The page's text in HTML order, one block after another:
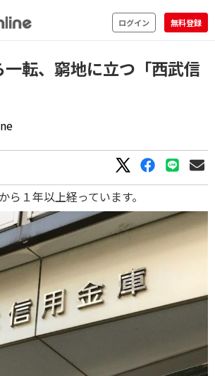
ログイン 無料登録
転、窮地に立つ「西武信
１年以上経っています。